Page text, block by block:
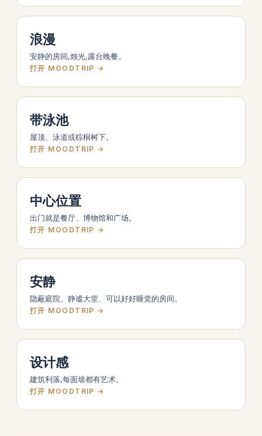
浪漫
安静的房间,烛光,露台晚餐。
打开 MOODTRIP →
带泳池
屋顶、泳道或棕榈树下。
打开 MOODTRIP →
中心位置
出门就是餐厅、博物馆和广场。
打开 MOODTRIP →
安静
隐蔽庭院、静谧大堂、可以好好睡觉的房间。
打开 MOODTRIP →
设计感
建筑利落,每面墙都有艺术。
打开 MOODTRIP →